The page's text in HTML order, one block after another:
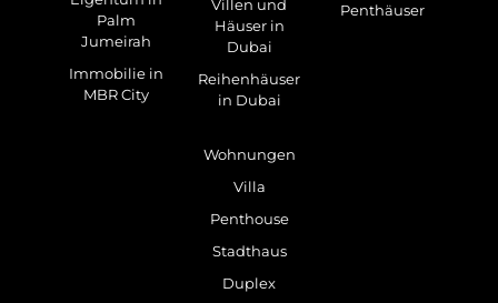
Palm
Jumeirah
Immobilie in
MBR City
Villen und
Häuser in
Dubai
Reihenhäuser
in Dubai
Penthäuser
Wohnungen
Villa
Penthouse
Stadthaus
Duplex